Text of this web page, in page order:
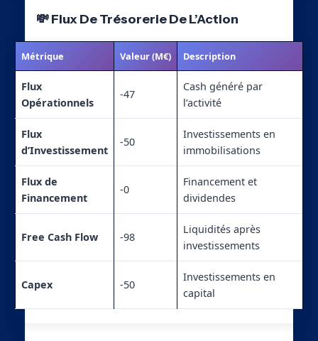
💸 Flux De Trésorerie De L’Action
Métrique Valeur (M€) Description
Flux
Opérationnels
-47
Cash généré par
l’activité
Flux
d’Investissement
-50
Investissements en
immobilisations
Flux de
Financement
-0
Financement et
dividendes
Free Cash Flow -98
Liquidités après
investissements
Capex -50
Investissements en
capital